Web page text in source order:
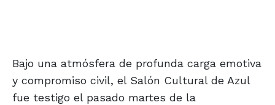
Bajo una atmósfera de profunda carga emotiva
y compromiso civil, el Salón Cultural de Azul
fue testigo el pasado martes de la